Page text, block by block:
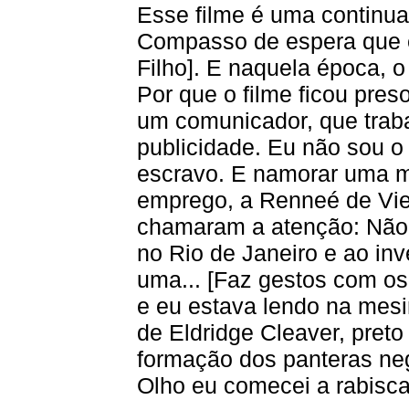
Esse filme é uma
Compasso de espera
Filho]. E naquela época,
Por que o filme ficou
um comunicador, que
publicidade. Eu não sou
escravo. E namorar uma
emprego, a Renneé de
chamaram a atenção:
no Rio de Janeiro e ao
uma... [Faz gestos com
e eu estava lendo na
de Eldridge Cleaver,
formação dos panteras
Olho eu comecei a